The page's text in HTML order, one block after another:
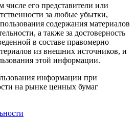
его представители или
за любые убытки,
содержания материалов
а также за достоверность
в составе правомерно
из внешних источников, и
этой информации.
информации при
на рынке ценных бумаг